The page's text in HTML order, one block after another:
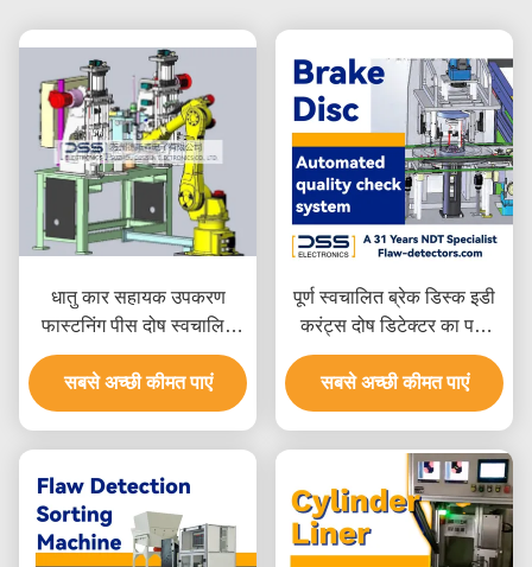
धातु कार सहायक उपकरण
फास्टनिंग पीस दोष स्वचालित
एडी करंट डिटेक्टर FET-55H
सबसे अच्छी कीमत पाएं
पूर्ण स्वचालित ब्रेक डिस्क इडी
करंट्स दोष डिटेक्टर का पता
लगाता है निरीक्षण SWT-607
सबसे अच्छी कीमत पाएं